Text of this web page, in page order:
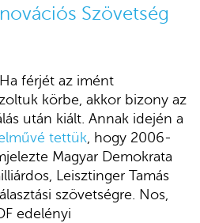
Szövetség
férjét az imént
körbe, akkor bizony az
után kiált. Annak idején a
tettük , hogy 2006-
Magyar Demokrata
Leisztinger Tamás
szövetségre. Nos,
edelényi